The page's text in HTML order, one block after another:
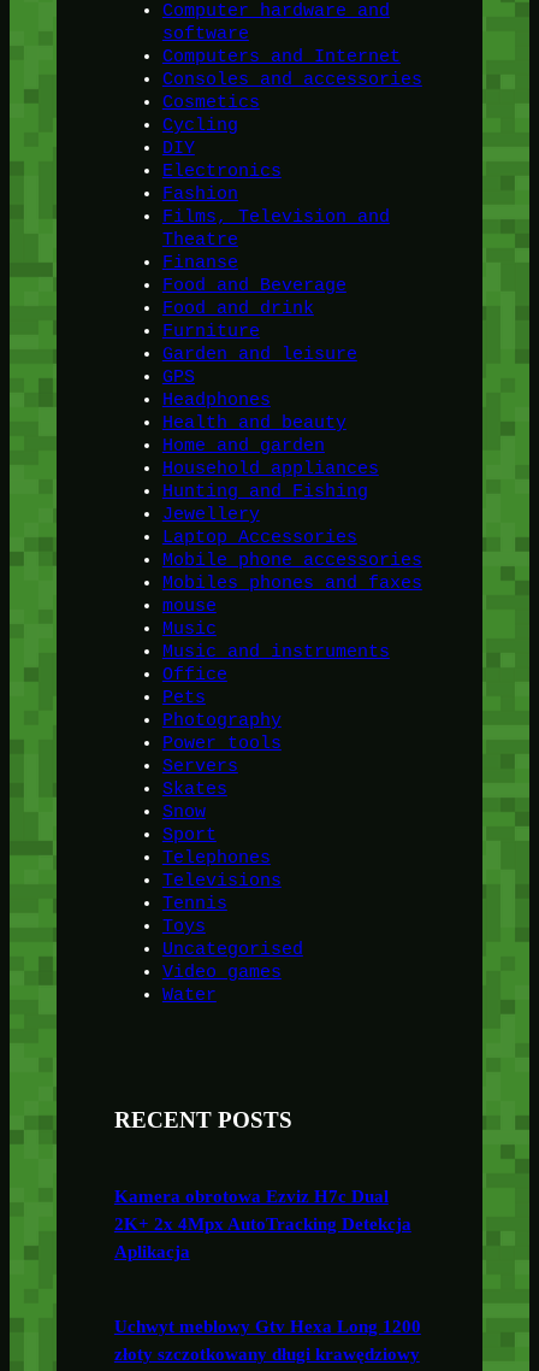
Computer hardware and
software
Computers and Internet
Consoles and accessories
Cosmetics
Cycling
DIY
Electronics
Fashion
Films, Television and
Theatre
Finanse
Food and Beverage
Food and drink
Furniture
Garden and leisure
GPS
Headphones
Health and beauty
Home and garden
Household appliances
Hunting and Fishing
Jewellery
Laptop Accessories
Mobile phone accessories
Mobiles phones and faxes
mouse
Music
Music and instruments
Office
Pets
Photography
Power tools
Servers
Skates
Snow
Sport
Telephones
Televisions
Tennis
Toys
Uncategorised
Video games
Water
RECENT POSTS
Kamera obrotowa Ezviz H7c Dual
2K+ 2x 4Mpx AutoTracking Detekcja
Aplikacja
Uchwyt meblowy Gtv Hexa Long 1200
złoty szczotkowany długi krawędziowy